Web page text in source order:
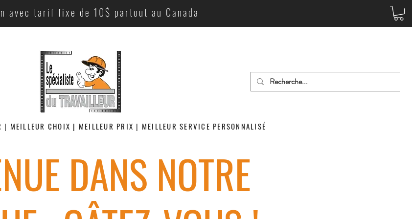
avec tarif fixe de 10$ partout au Canada
| MEILLEUR CHOIX | MEILLEUR PRIX | MEILLEUR SERVICE PERSONNALISÉ
DANS NOTRE